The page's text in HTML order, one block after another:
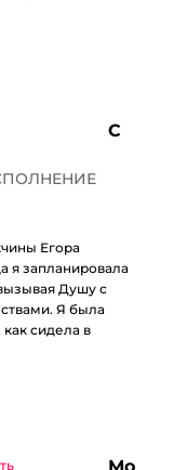
С
Егора
я запланировала
Душу с
Я была
сидела в